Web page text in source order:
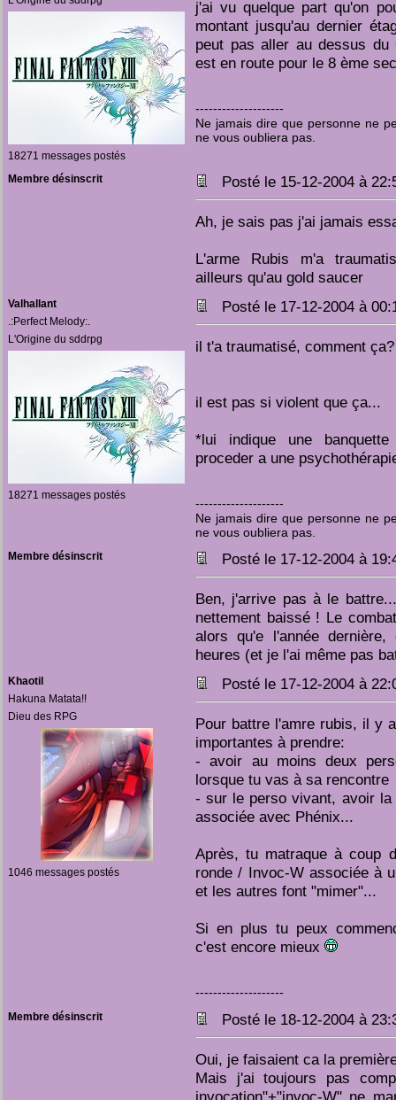
18271 messages postés
j'ai vu quelque part qu'on
montant jusqu'au dernier
peut pas aller au dessus du
est en route pour le 8 ème
--------------------
Ne jamais dire que personne ne
ne vous oubliera pas.
Membre désinscrit Posté le 15-12-2004 à
Ah, je sais pas j'ai jamais
L'arme Rubis m'a
ailleurs qu'au gold saucer
Valhallant
.:Perfect Melody:.
L'Origine du sddrpg
18271 messages postés
Posté le 17-12-2004 à
il t'a traumatisé, comment
il est pas si violent que ça...
*lui indique une
proceder a une
--------------------
Ne jamais dire que personne ne
ne vous oubliera pas.
Membre désinscrit Posté le 17-12-2004 à
Ben, j'arrive pas à le
nettement baissé ! Le
alors qu'e l'année
heures (et je l'ai même pas
Khaotil
Hakuna Matata!!
Dieu des RPG
1046 messages postés
Posté le 17-12-2004 à
Pour battre l'amre rubis, il y
importantes à prendre:
- avoir au moins deux
lorsque tu vas à sa rencontre
- sur le perso vivant, avoir la
associée avec Phénix...
Après, tu matraque à coup
ronde / Invoc-W associée à
et les autres font "mimer"...
Si en plus tu peux
c'est encore mieux
--------------------
Membre désinscrit Posté le 18-12-2004 à
Oui, je faisaient ca la
Mais j'ai toujours pas
invocation"+"invoc-W" ne